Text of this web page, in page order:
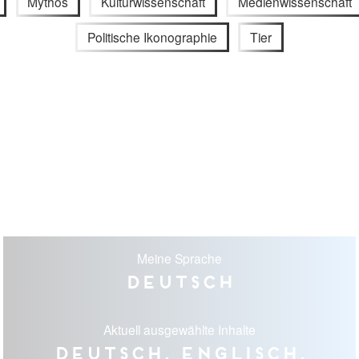
Politische Ikonographie Tier
Meine Sprache
Deutsch
Aktuell ausgewählte Inhalte
Deutsch, Englisch,